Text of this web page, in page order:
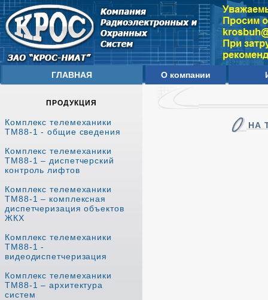
ГЛАВНАЯ
ПРОДУКЦИЯ
Комплекс телемеханики
ТМ88-1 - общие сведения
Комплекс телемеханики
ТМ88-1 – диспетчерский
контроль лифтов
Комплекс телемеханики
ТМ88-1 – комплексная
диспетчеризация объектов
ЖКХ
Комплекс телемеханики
ТМ88-1 -
видеодиспетчеризация
Комплекс телемеханики
ТМ88-1 – архитектура
систем
О компании
НА